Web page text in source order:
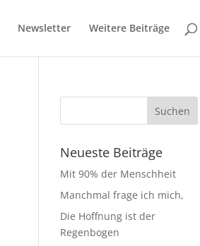
Newsletter Weitere Beiträge
Neueste Beiträge
Mit 90% der Menschheit
Manchmal frage ich mich,
Die Hoffnung ist der
Regenbogen